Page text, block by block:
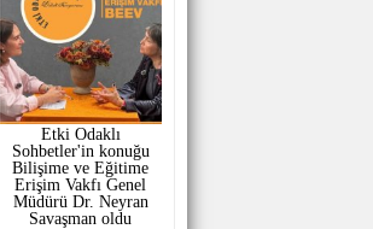
Etki Odaklı
Sohbetler'in konuğu
Bilişime ve Eğitime
Erişim Vakfı Genel
Müdürü Dr. Neyran
Savaşman oldu